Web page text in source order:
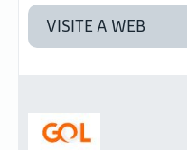
VISITE A WEB